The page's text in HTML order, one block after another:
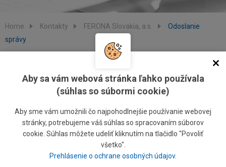
Home Kontakty FERONA Slovakia, a.s.
Odoslanie
správy
Kontaktný formulár
Váš e-mail:
Aby sa vám webová stránka ľahko používala
(súhlas so súbormi cookie)
Aby sme vám umožnili čo najpohodlnejšie používanie webovej
stránky, potrebujeme váš súhlas so spracovaním súborov
cookie. Súhlas môžete udeliť kliknutím na tlačidlo "Povoliť
všetko".
Prehlásenie o ochrane osobných údajov.